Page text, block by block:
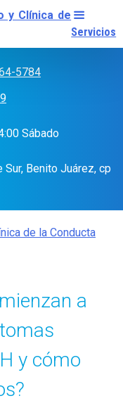
5784
Sábado
Benito Juárez, cp
a
y cómo
Servicios